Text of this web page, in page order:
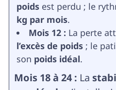
poidsest perdu ; le
kg par mois.
Mois 12 : La perte
l’excès de poids; le
son poids idéal.
Mois 18 à 24 : La